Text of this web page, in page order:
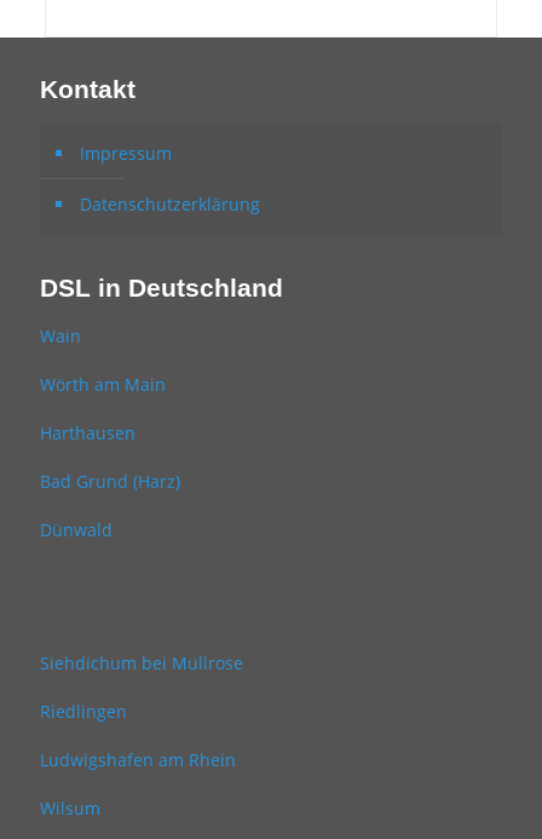
Kontakt
Impressum
Datenschutzerklärung
DSL in Deutschland
Wain
Wörth am Main
Harthausen
Bad Grund (Harz)
Dünwald
Siehdichum bei Müllrose
Riedlingen
Ludwigshafen am Rhein
Wilsum